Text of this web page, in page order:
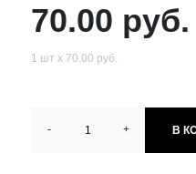
70.00 руб.
1 шт х 70.00 руб.
- + В